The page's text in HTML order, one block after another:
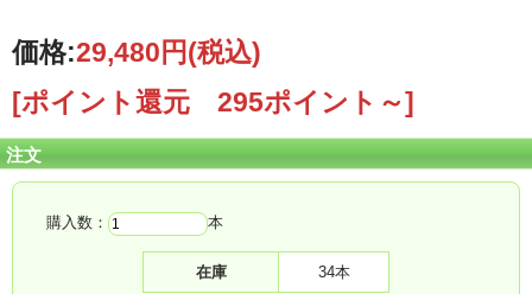
価格:29,480円(税込)
[ポイント還元 295ポイント～]
注文
購入数： 本
在庫 34本